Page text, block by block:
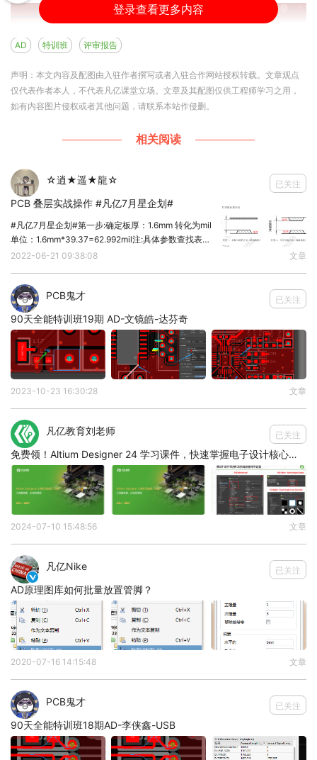
3.出线尽量从焊盘中间出线，此处可以在优化一下
4.此处过孔尽量打在走线上或者直接删掉即可
5.pcb上存在无网络过孔
登录查看更多内容
AD 特训班 评审报告
声明：本文内容及配图由入驻作者撰写或者入驻合作网站授权转载。文章观点
仅代表作者本人，不代表凡亿课堂立场。文章及其配图仅供工程师学习之用，
如有内容图片侵权或者其他问题，请联系本站作侵删。
相关阅读
☆逍★遥★龍☆ 已关注
PCB 叠层实战操作 #凡亿7月星企划#
#凡亿7月星企划#第一步:确定板厚：1.6mm 转化为mil
单位：1.6mm*39.37=62.992mil注:具体参数查找表格
确定(1mm=39.37mil)第二步:确认叠层信息，并计算厚
2022-06-21 09:38:08 文章
PCB鬼才 已关注
90天全能特训班19期 AD-文镜皓-达芬奇
2023-10-23 16:30:28 文章
凡亿教育刘老师 已关注
免费领！Altium Designer 24 学习课件，快速掌握电子设计核心技能！
2024-07-10 15:48:56 文章

凡亿Nike 已关注
AD原理图库如何批量放置管脚？
2020-07-16 14:15:48 文章
PCB鬼才 已关注
90天全能特训班18期AD-李侠鑫-USB